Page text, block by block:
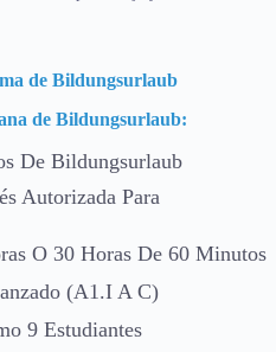
de Bildungsurlaub
de Bildungsurlaub:
De Bildungsurlaub
Autorizada Para
O 30 Horas De 60 Minutos
(A1.I A C)
9 Estudiantes